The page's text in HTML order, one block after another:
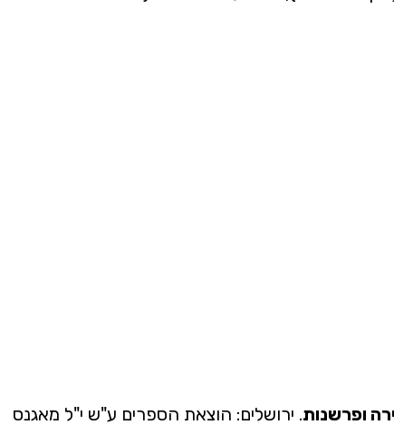
ופרשנות. ירושלים: הוצאת הספרים ע"ש י"ל מאגנס